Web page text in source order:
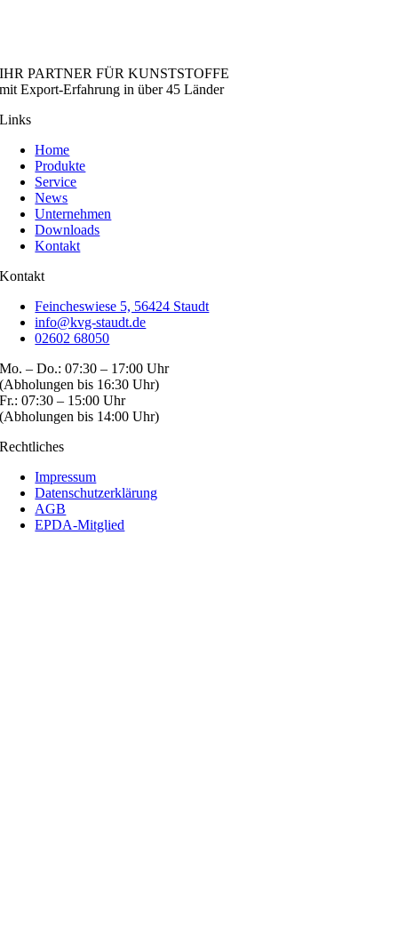
IHR PARTNER FÜR KUNSTSTOFFE
mit Export-Erfahrung in über 45 Länder
Links
Home
Produkte
Service
News
Unternehmen
Downloads
Kontakt
Kontakt
Feincheswiese 5, 56424 Staudt
info@kvg-staudt.de
02602 68050
Mo. – Do.: 07:30 – 17:00 Uhr
(Abholungen bis 16:30 Uhr)
Fr.: 07:30 – 15:00 Uhr
(Abholungen bis 14:00 Uhr)
Rechtliches
Impressum
Datenschutzerklärung
AGB
EPDA-Mitglied